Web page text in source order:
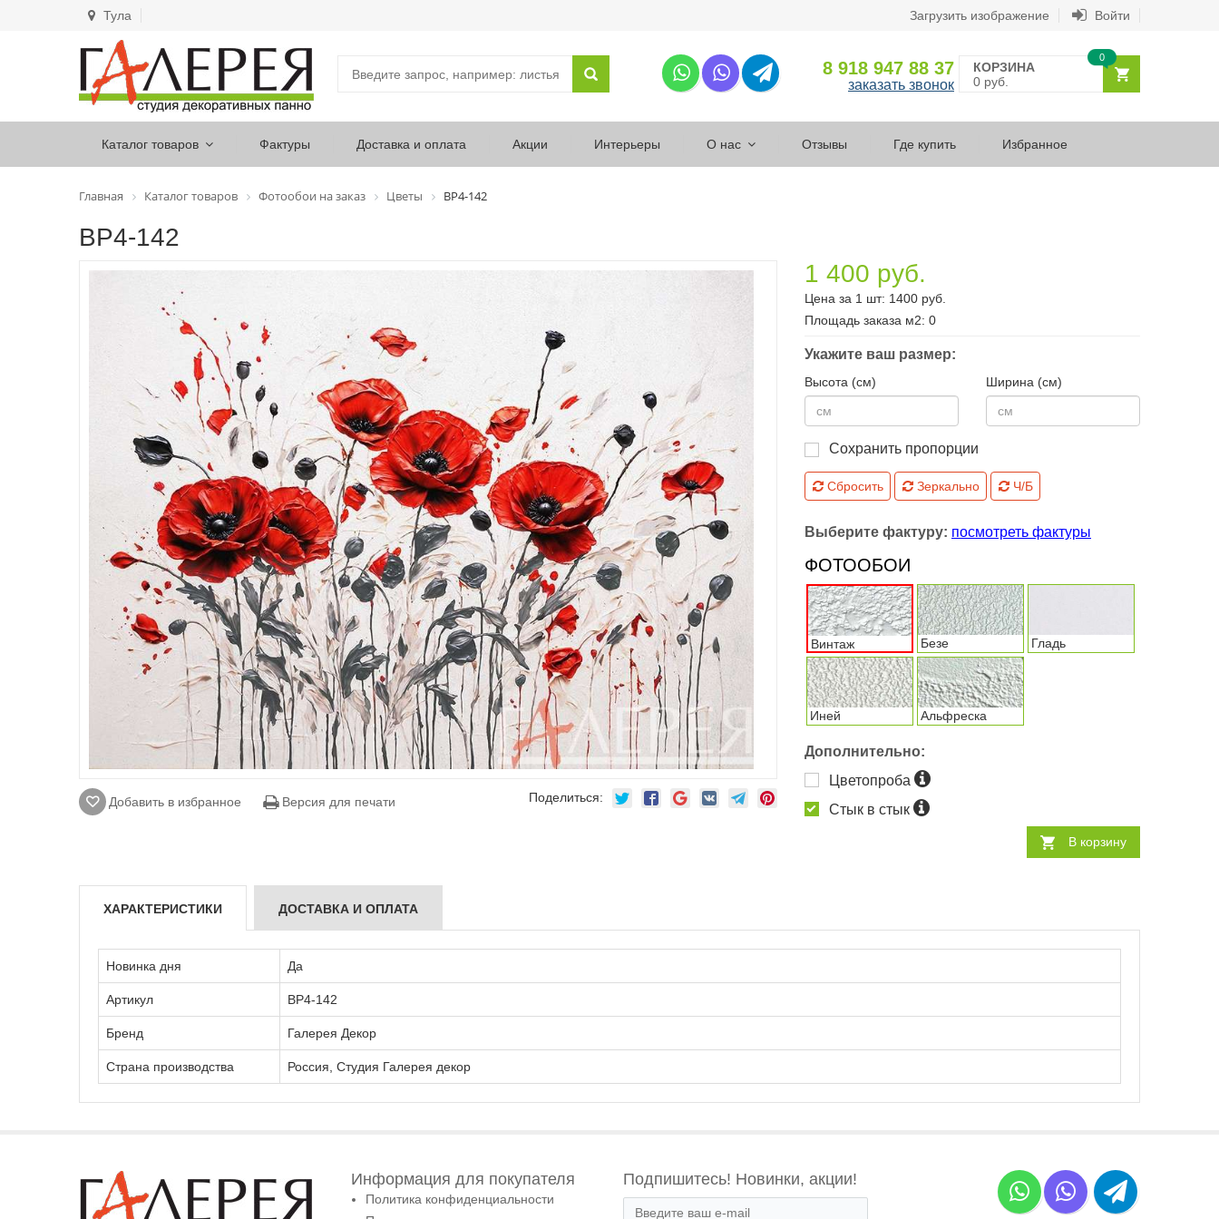
Тула Загрузить изображение Войти
8 918 947 88 37
заказать звонок
КОРЗИНА
0 руб.
0
Каталог товаров Фактуры Доставка и оплата Акции Интерьеры О нас Отзывы Где купить Избранное
Главная Каталог товаров Фотообои на заказ Цветы ВР4-142
ВР4-142
Добавить в избранное Версия для печати Поделиться:
1 400 руб.
Цена за 1 шт: 1400 руб.
Площадь заказа м2: 0
Укажите ваш размер:
Высота (см) Ширина (см)
Сохранить пропорции
Сбросить Зеркально Ч/Б
Выберите фактуру: посмотреть фактуры
ФОТООБОИ
Винтаж Безе Гладь
Иней Альфреска
Дополнительно:
Цветопроба
Стык в стык
В корзину
ХАРАКТЕРИСТИКИ ДОСТАВКА И ОПЛАТА
Новинка дня Да
Артикул ВР4-142
Бренд Галерея Декор
Страна производства Россия, Студия Галерея декор
Информация для покупателя
Политика конфиденциальности
Подпишитесь! Новинки, акции!